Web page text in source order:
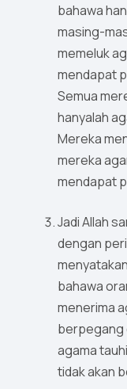
bahawa
masing-
memeluk
mendapat
Semua
hanyalah
Mereka
mereka
mendapat
Jadi Allah
dengan
bahawa
menerima
berpegang
agama
tidak akan